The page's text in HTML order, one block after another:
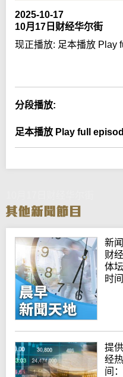
2025-10-17
10月17日财经华尔街
现正播放: 足本播放 Play
分段播放:
足本播放 Play full
新
财
体
时
提
经
间